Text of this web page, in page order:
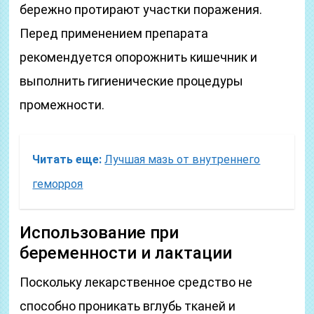
бережно протирают участки поражения.
Перед применением препарата
рекомендуется опорожнить кишечник и
выполнить гигиенические процедуры
промежности.
Читать еще: Лучшая мазь от внутреннего
геморроя
Использование при
беременности и лактации
Поскольку лекарственное средство не
способно проникать вглубь тканей и